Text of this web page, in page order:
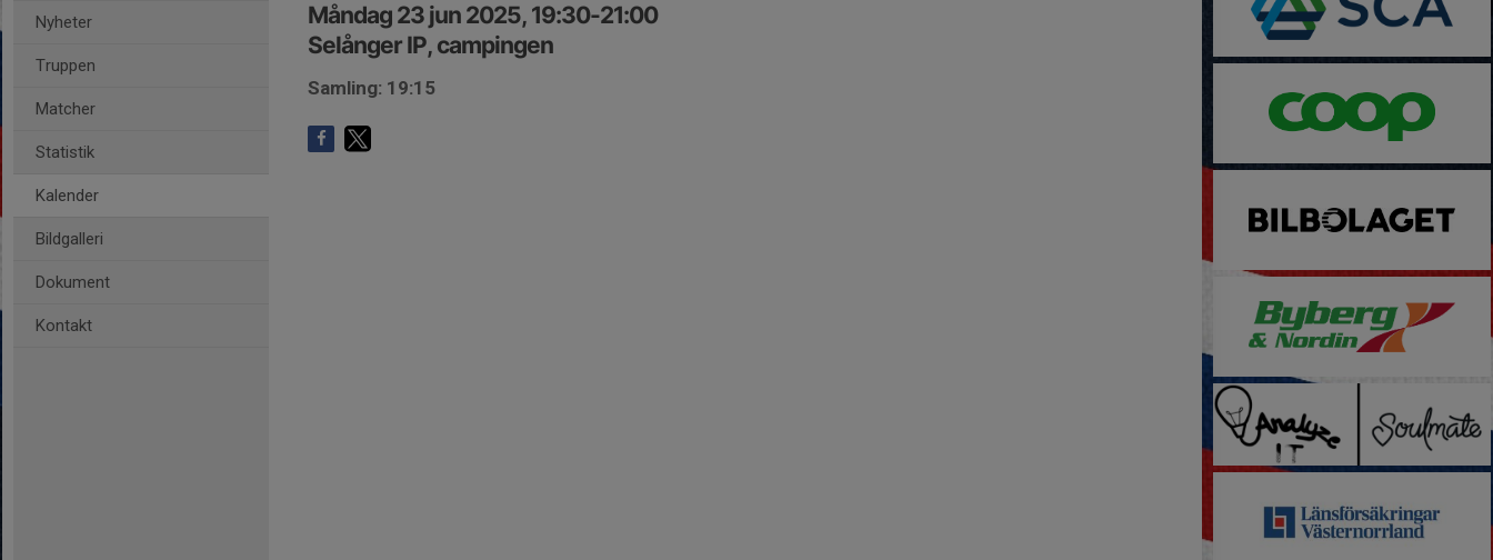
Nyheter
Truppen
Matcher
Statistik
Kalender
Bildgalleri
Dokument
Kontakt
Måndag 23 jun 2025, 19:30-21:00
Selånger IP, campingen
Samling: 19:15